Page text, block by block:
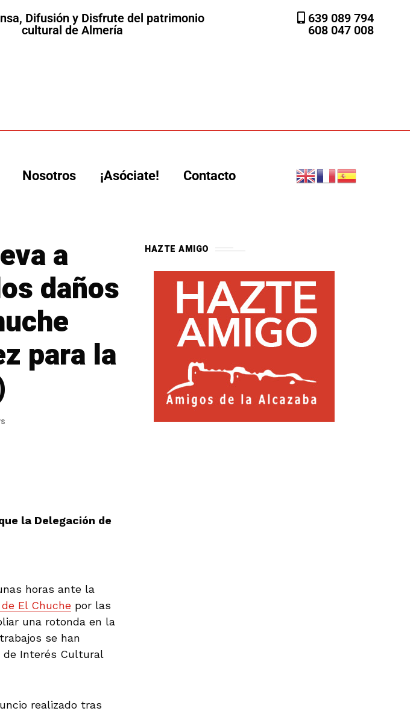
Difusión y Disfrute del patrimonio
cultural de Almería
639 089 794
608 047 008
Nosotros ¡Asóciate! Contacto
a
daños
para la
la Delegación de
horas ante la
El Chuche por las
una rotonda en la
se han
de Interés Cultural
realizado tras
HAZTE AMIGO